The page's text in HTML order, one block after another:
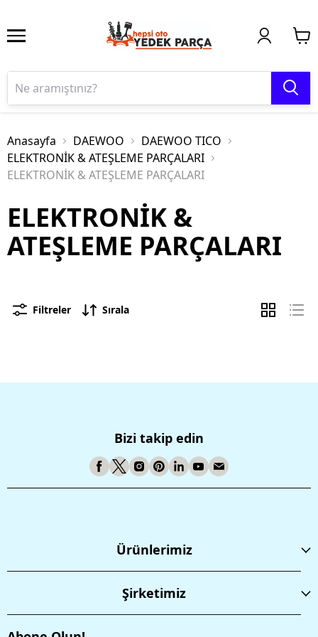
Anasayfa DAEWOO
DAEWOO TICO
ELEKTRONİK & ATEŞLEME PARÇALARI
ELEKTRONİK & ATEŞLEME PARÇALARI
ELEKTRONİK &
ATEŞLEME PARÇALARI
Filtreler Sırala
Bizi takip edin
Ürünlerimiz
Şirketimiz